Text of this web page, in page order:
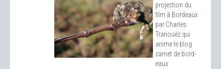
projection du
film à Bordeaux
par Charles
Tranouëz qui
anime le blog
carnet de bord-
eaux